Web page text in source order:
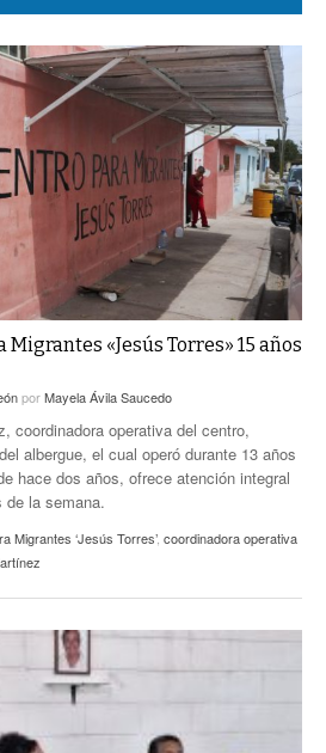
GALLITO
GREM
«Jesús Torres» 15 años
porMayela Ávila Saucedo
coordinadora operativa del centro,
albergue, el cual operó durante 13 años
hace dos años, ofrece atención integral
la semana.
Migrantes ‘Jesús Torres’, coordinadora operativa